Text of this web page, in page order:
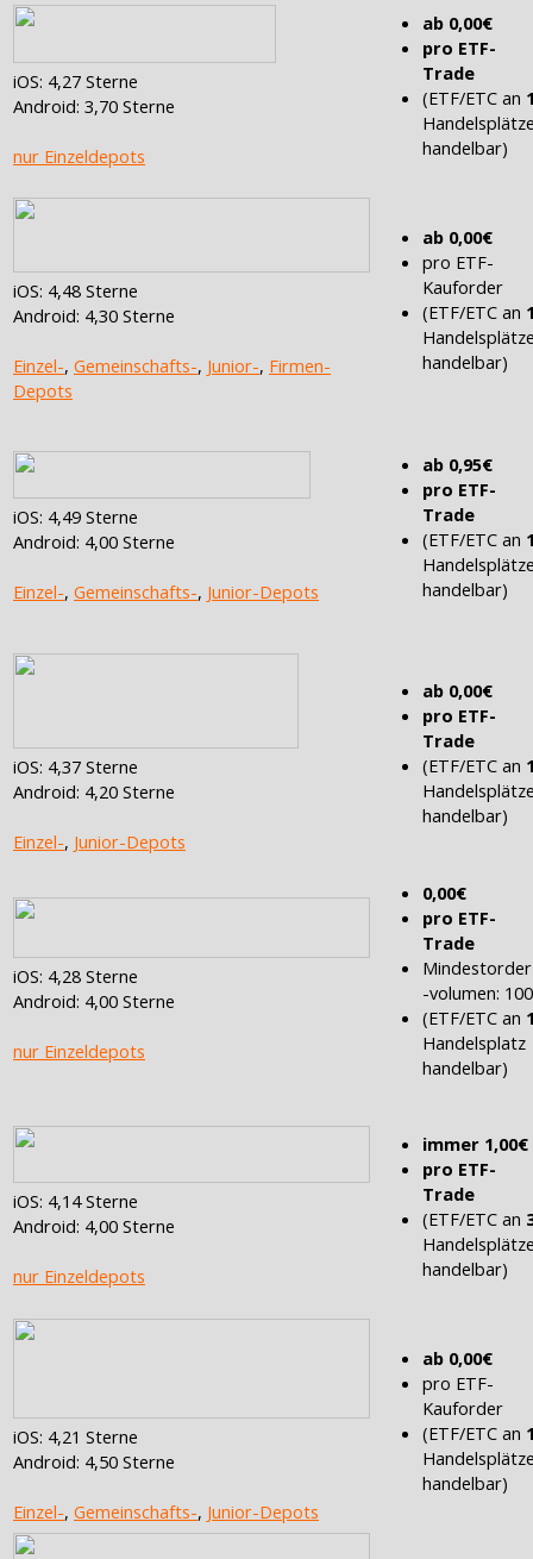
iOS: 4,27 Sterne
Android: 3,70 Sterne
nur Einzeldepots
ab 0,00€
pro ETF-
Trade
(ETF/ETC an
handelbar)
iOS: 4,48 Sterne
Android: 4,30 Sterne
Einzel-, Gemeinschafts-, Junior-, Firmen-
Depots
ab 0,00€
pro ETF-
Kauforder
(ETF/ETC an
handelbar)
iOS: 4,49 Sterne
Android: 4,00 Sterne
Einzel-, Gemeinschafts-, Junior-Depots
ab 0,95€
pro ETF-
Trade
(ETF/ETC an
handelbar)
iOS: 4,37 Sterne
Android: 4,20 Sterne
Einzel-, Junior-Depots
ab 0,00€
pro ETF-
Trade
(ETF/ETC an
handelbar)
iOS: 4,28 Sterne
Android: 4,00 Sterne
nur Einzeldepots
0,00€
pro ETF-
Trade
Mindestorder
-volumen:
(ETF/ETC an
Handelsplatz
handelbar)
iOS: 4,14 Sterne
Android: 4,00 Sterne
nur Einzeldepots
immer 1,00€
pro ETF-
Trade
(ETF/ETC an
handelbar)
iOS: 4,21 Sterne
Android: 4,50 Sterne
Einzel-, Gemeinschafts-, Junior-Depots
ab 0,00€
pro ETF-
Kauforder
(ETF/ETC an
handelbar)